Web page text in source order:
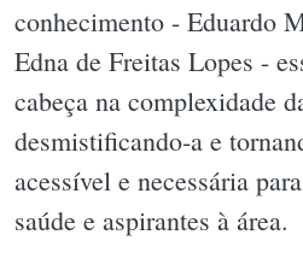
conhecimento - Eduardo
Edna de Freitas Lopes -
cabeça na complexidade
desmistificando-a e
acessível e necessária
saúde e aspirantes à área.